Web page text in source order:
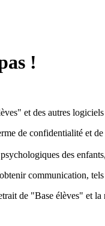
!
et des autres
de confidentialité et
des
communication,
de "Base élèves" et